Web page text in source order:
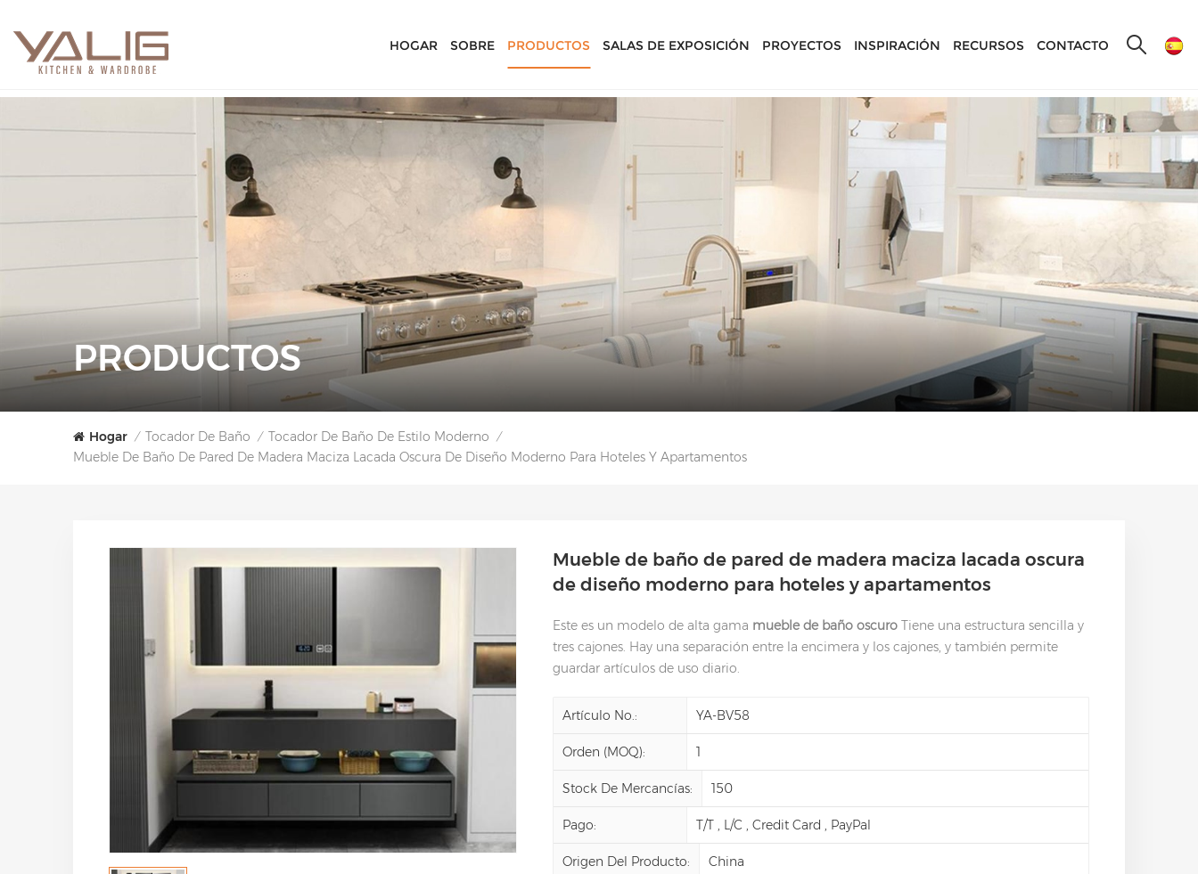
HOGAR SOBRE PRODUCTOS SALAS DE EXPOSICIÓN PROYECTOS INSPIRACIÓN RECURSOS CONTACTO
PRODUCTOS
Hogar / Tocador De Baño / Tocador De Baño De Estilo Moderno /
Mueble De Baño De Pared De Madera Maciza Lacada Oscura De Diseño Moderno Para Hoteles Y Apartamentos
Mueble de baño de pared de madera maciza lacada oscura
de diseño moderno para hoteles y apartamentos
Este es un modelo de alta gama mueble de baño oscuroTiene una estructura sencilla y
tres cajones. Hay una separación entre la encimera y los cajones, y también permite
guardar artículos de uso diario.
Artículo No.: YA-BV58
Orden (MOQ): 1
Stock De Mercancías: 150
Pago: T/T , L/C , Credit Card , PayPal
Origen Del Producto: China